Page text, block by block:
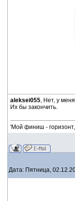
aleksei055, Нет, у
Их бы закончить.
'Мой финиш -
Дата: Пятница,